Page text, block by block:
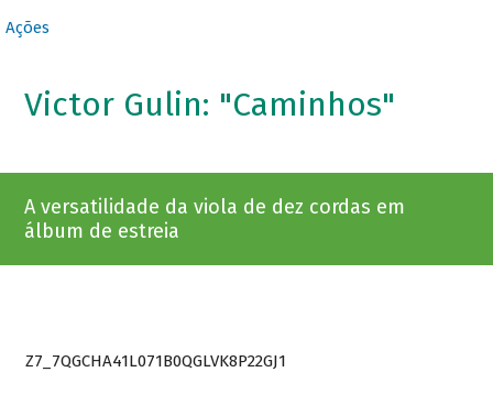
Ações
Victor Gulin: "Caminhos"
A versatilidade da viola de dez cordas em
álbum de estreia
Z7_7QGCHA41L071B0QGLVK8P22GJ1